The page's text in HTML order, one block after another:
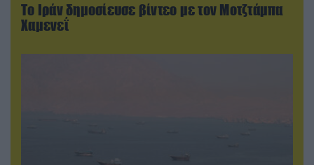
Το Ιράν δημοσίευσε βίντεο με τον Μοτζτάμπα
Χαμενεΐ